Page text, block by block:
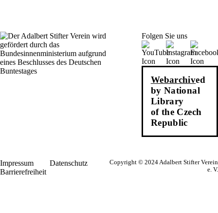
Folgen Sie uns
Webarchived
by National
Library
of the Czech
Republic
Impressum
Datenschutz
Barrierefreiheit
Copyright © 2024 Adalbert Stifter Verein
e. V.